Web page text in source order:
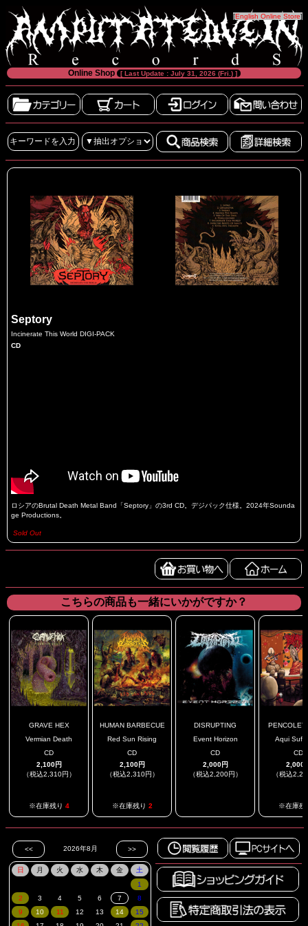
[English Online Store]
Online Shop [ Last Update : July 31, 2026 (Fri.) ]
Septory
Incinerate This World DIGI-PACK
CD
ロシアのBrutal Death Metal Band「Septory」の3rd CD。デジパック仕様。2024年Sounda
ge Productions。
Sold Out
こちらの商品も一緒にいかがですか？
GRAVE HEX
Vermian Death
CD
2,100円
（税込2,310円）
※在庫残り 4
HUMAN BARBECUE
Red Sun Rising
CD
2,100円
（税込2,310円）
※在庫残り 2
DISRUPTING
Event Horizon
CD
2,000円
（税込2,200円）
Aqui
CD
2,000
（税込
※在庫残